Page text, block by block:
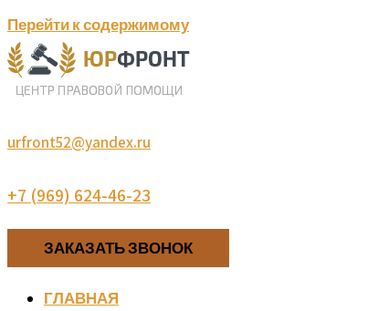
Перейти к содержимому
urfront52@yandex.ru
+7 (969) 624-46-23
ЗАКАЗАТЬ ЗВОНОК
ГЛАВНАЯ